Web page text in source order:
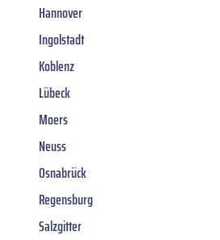
Hannover
Ingolstadt
Koblenz
Lübeck
Moers
Neuss
Osnabrück
Regensburg
Salzgitter